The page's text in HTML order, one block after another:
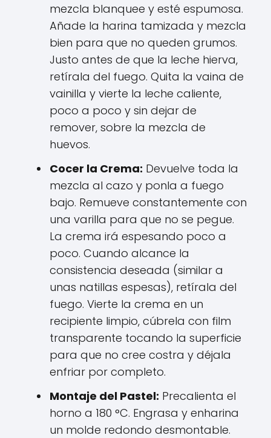
mezcla blanquee y esté espumosa.
Añade la harina tamizada y mezcla
bien para que no queden grumos.
Justo antes de que la leche hierva,
retírala del fuego. Quita la vaina de
vainilla y vierte la leche caliente,
poco a poco y sin dejar de
remover, sobre la mezcla de
huevos.
Cocer la Crema: Devuelve toda la
mezcla al cazo y ponla a fuego
bajo. Remueve constantemente con
una varilla para que no se pegue.
La crema irá espesando poco a
poco. Cuando alcance la
consistencia deseada (similar a
unas natillas espesas), retírala del
fuego. Vierte la crema en un
recipiente limpio, cúbrela con film
transparente tocando la superficie
para que no cree costra y déjala
enfriar por completo.
Montaje del Pastel: Precalienta el
horno a 180 °C. Engrasa y enharina
un molde redondo desmontable.